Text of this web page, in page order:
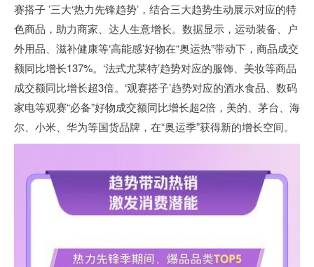
赛搭子 ’三大‘热力先锋趋势’，结合三大趋势生动展示对应的特
色商品，助力商家、达人生意增长。数据显示，运动装备、户
外用品、滋补健康等‘高能感’好物在“奥运热”带动下，商品成交
额同比增长137%。‘法式尤莱特’趋势对应的服饰、美妆等商品
成交额同比增长超3倍。‘观赛搭子’趋势对应的酒水食品、数码
家电等观赛“必备”好物成交额同比增长超2倍，美的、茅台、海
尔、小米、华为等国货品牌，在“奥运季”获得新的增长空间。